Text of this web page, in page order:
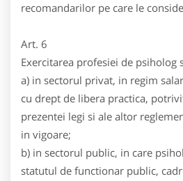
recomandarilor pe care le
Art. 6
Exercitarea profesiei de psiholog
a) in sectorul privat, in regim
cu drept de libera practica,
prezentei legi si ale altor
in vigoare;
b) in sectorul public, in care
statutul de functionar public,